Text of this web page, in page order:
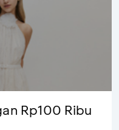
Ribu